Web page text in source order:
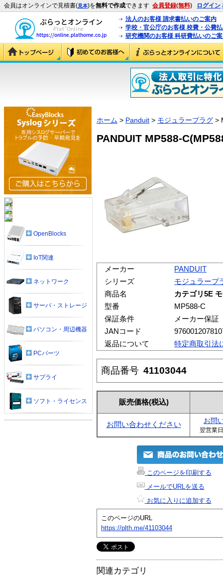
会員はオンラインで見積書(見本)を無料で作成できます 会員登録(無料) ログイン
法人のお客様 請求書払いのご案内
学校・官公庁のお客様 校費・公費
研究機関のお客様 科研費払いのご
ホーム > Panduit > モジュラープラグ >
PANDUIT MP588-
メーカー
PANDUIT
シリーズ
モジュラープ
商品名
カテゴリ5E
型番
MP588-C
保証条件
メーカー保証
JANコード
返品について
特定商取引法
商品番号 41103044
販売価格(税込)
お問い合わせください お問
翌営業
このページを印刷する
メールでURLを送る
お気に入りに追加する
このページのURL
https://plth.me/41103044
関連カテゴリ
OpenBlocks
IoT関連
ネットワーク
サーバ・ストレージ
パソコン・周辺機器
PCパーツ
サプライ
ソフト・ライセンス